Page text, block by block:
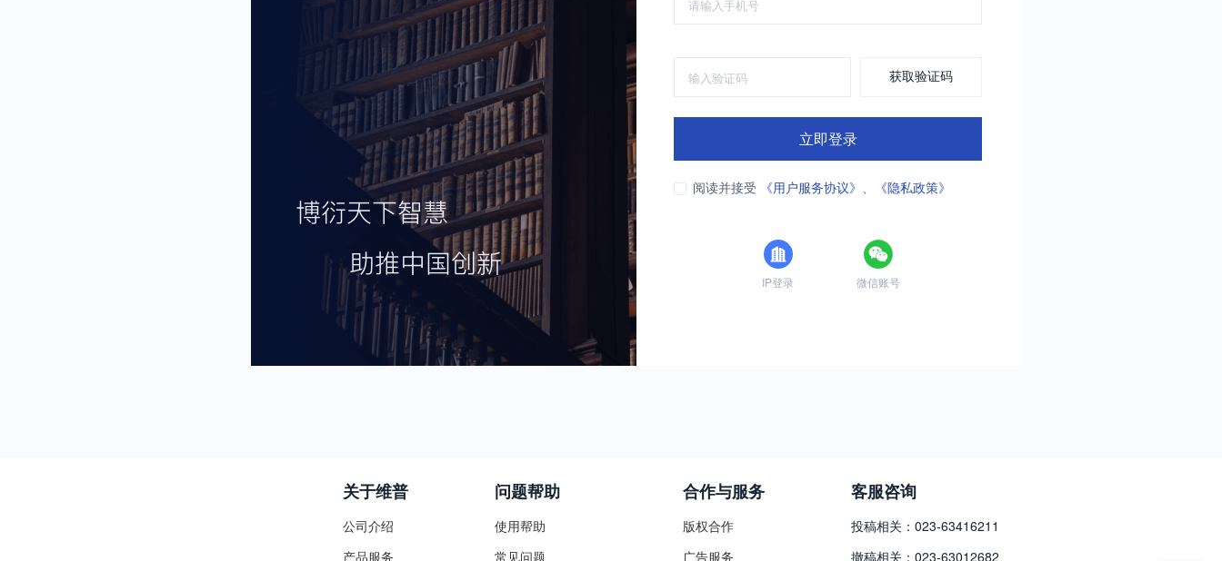
获取验证码
立即登录
阅读并接受 《用户服务协议》 、 《隐私政策》
IP登录 微信账号
关于维普
公司介绍
产品服务
问题帮助
使用帮助
常见问题
合作与服务
版权合作
广告服务
客服咨询
投稿相关：023-63416211
撤稿相关：023-63012682